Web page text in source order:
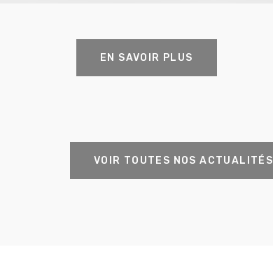
EN SAVOIR PLUS
VOIR TOUTES NOS ACTUALITÉS